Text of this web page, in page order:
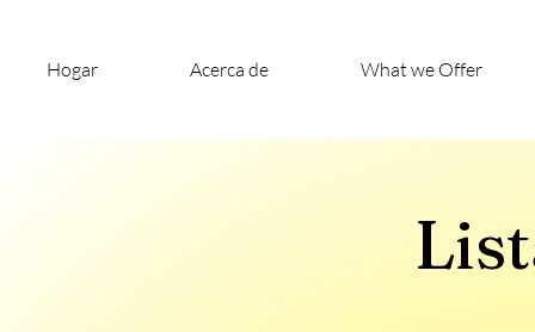
Hogar Acerca de What we Offer